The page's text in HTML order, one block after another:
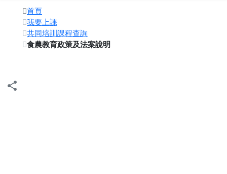
首頁
我要上課
共同培訓課程查詢
食農教育政策及法案說明
share